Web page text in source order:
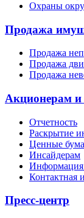
Охраны
Продажа
Продажа
Продажа
Продажа
Акционерам и
Отчетность
Раскрытие
Ценные
Инсайдерам
Информация
Контактная
Пресс-центр